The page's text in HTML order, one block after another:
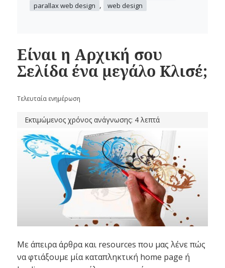
parallax web design , web design
Είναι η Αρχική σου
Σελίδα ένα μεγάλο Κλισέ;
Τελευταία ενημέρωση
Εκτιμώμενος χρόνος ανάγνωσης: 4 λεπτά
Με άπειρα άρθρα και resources που μας λένε πώς
να φτιάξουμε μία καταπληκτική home page ή